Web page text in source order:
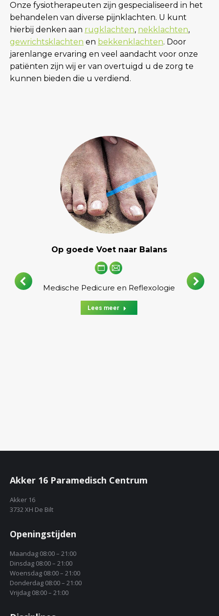
Onze fysiotherapeuten zijn gespecialiseerd in het
behandelen van diverse pijnklachten. U kunt
hierbij denken aan rugklachten, nekklachten,
gewrichtsklachten en bekkenklachten. Door
jarenlange ervaring en veel aandacht voor onze
patiënten zijn wij er van overtuigd u de zorg te
kunnen bieden die u verdiend.
Op goede Voet naar Balans
Medische Pedicure en Reflexologie
Personal
blog
/
website
E-
mail
Lees meer
Akker 16 Paramedisch Centrum
Akker 16
3732 XH De Bilt
Openingstijden
Maandag 08:00 – 21:00
Dinsdag 08:00 – 21:00
Woensdag 08:00 – 21:00
Donderdag 08:00 – 21:00
Vrijdag 08:00 – 21:00